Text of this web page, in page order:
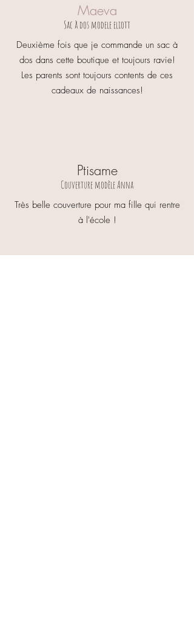
Maeva
Sac à dos modele eliott
Deuxième fois que je commande un sac à
dos dans cette boutique et toujours ravie!
Les parents sont toujours contents de ces
cadeaux de naissances!
Ptisame
Couverture modèle Anna
Très belle couverture pour ma fille qui rentre
à l'école !